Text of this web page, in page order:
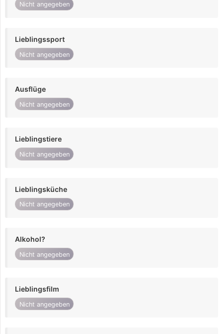
Nicht angegeben
Lieblingssport
Nicht angegeben
Ausflüge
Nicht angegeben
Lieblingstiere
Nicht angegeben
Lieblingsküche
Nicht angegeben
Alkohol?
Nicht angegeben
Lieblingsfilm
Nicht angegeben